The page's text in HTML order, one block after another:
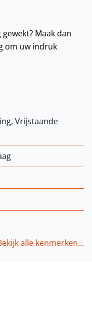
Maak dan
om uw indruk
Vrijstaande
alle kenmerken...